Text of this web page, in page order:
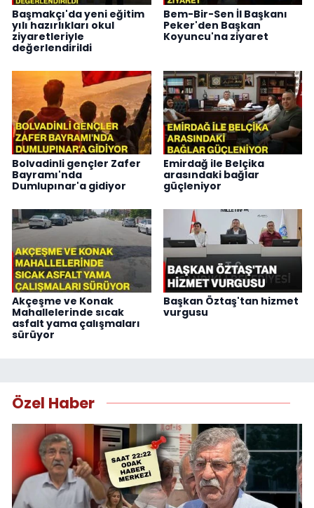
Başmakçı'da yeni eğitim
yılı hazırlıkları okul
ziyaretleriyle
değerlendirildi
Bem-Bir-Sen İl Başkanı
Peker'den Başkan
Koyuncu'na ziyaret
Bolvadinli gençler Zafer
Bayramı'nda
Dumlupınar'a gidiyor
Emirdağ ile Belçika
arasındaki bağlar
güçleniyor
Akçeşme ve Konak
Mahallelerinde sıcak
asfalt yama çalışmaları
sürüyor
Başkan Öztaş'tan hizmet
vurgusu
Özel Haber